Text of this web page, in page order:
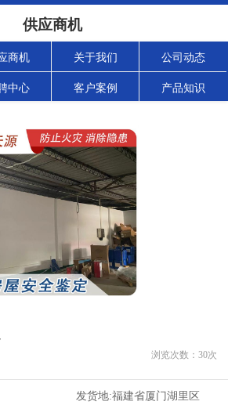
供应商机
商机 关于我们 公司动态
中心 客户案例 产品知识
浏览次数： 30次
发货地:福建省厦门湖里区